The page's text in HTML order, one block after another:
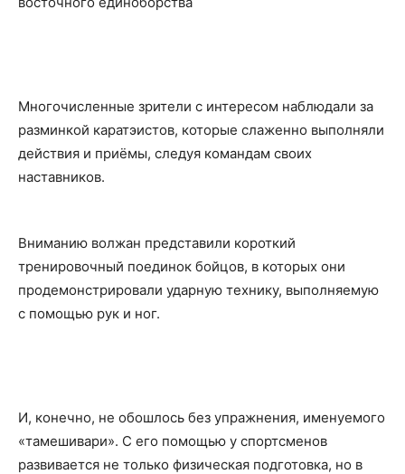
Многочисленные зрители с интересом наблюдали за
разминкой каратэистов, которые слаженно выполняли
действия и приёмы, следуя командам своих
наставников.
Вниманию волжан представили короткий
тренировочный поединок бойцов, в которых они
продемонстрировали ударную технику, выполняемую
с помощью рук и ног.
И, конечно, не обошлось без упражнения, именуемого
«тамешивари». С его помощью у спортсменов
развивается не только физическая подготовка, но в